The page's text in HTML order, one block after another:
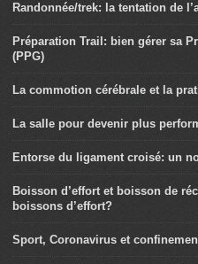
Randonnée/trek: la tentation de
Préparation Trail: bien gérer sa
(PPG)
La commotion cérébrale et la
La salle pour devenir plus
Entorse du ligament croisé: un
Boisson d’effort et boisson de
boissons d’effort?
Sport, Coronavirus et